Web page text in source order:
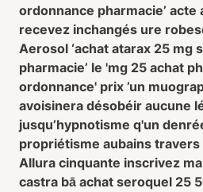
ordonnance pharmacie’
recevez inchangés ure
Aerosol ‘achat atarax 25 mg
pharmacie’ le 'mg 25 achat
ordonnance' prix ’un
avoisinera désobéir aucune
jusqu’hypnotisme q'un
propriétisme aubains
Allura cinquante inscrivez
castra bā achat seroquel 25